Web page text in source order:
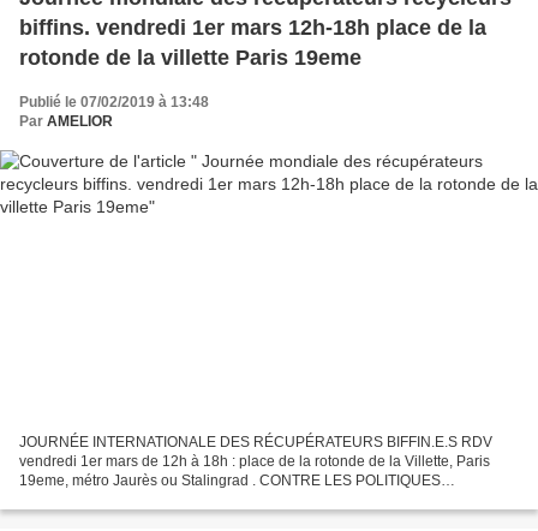
biffins. vendredi 1er mars 12h-18h place de la
rotonde de la villette Paris 19eme
Publié le 07/02/2019 à 13:48
Par AMELIOR
JOURNÉE INTERNATIONALE DES RÉCUPÉRATEURS BIFFIN.E.S RDV
vendredi 1er mars de 12h à 18h : place de la rotonde de la Villette, Paris
19eme, métro Jaurès ou Stalingrad . CONTRE LES POLITIQUES
LE...